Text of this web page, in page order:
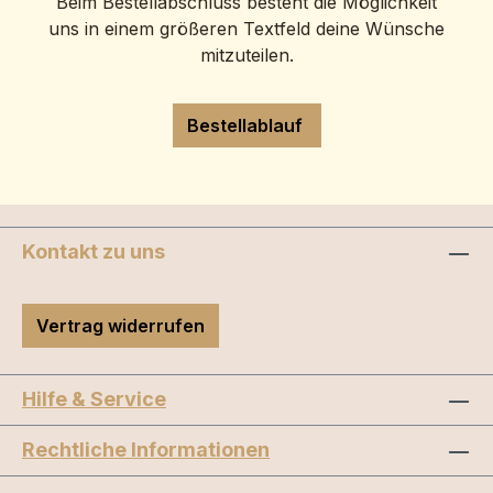
uns in einem größeren Textfeld deine Wünsche
mitzuteilen.
Bestellablauf
Kontakt zu uns
Vertrag widerrufen
Hilfe & Service
Rechtliche Informationen